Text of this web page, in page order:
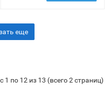
еще
1 по 12 из 13 (всего 2 страниц)